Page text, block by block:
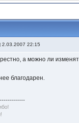
2.03.2007 22:15
а можно ли
благодарен.